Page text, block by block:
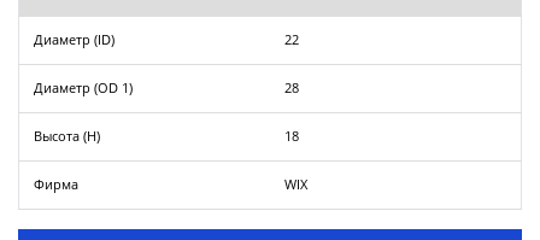
Диаметр (ID) 22
Диаметр (OD 1) 28
Высота (H) 18
Фирма WIX